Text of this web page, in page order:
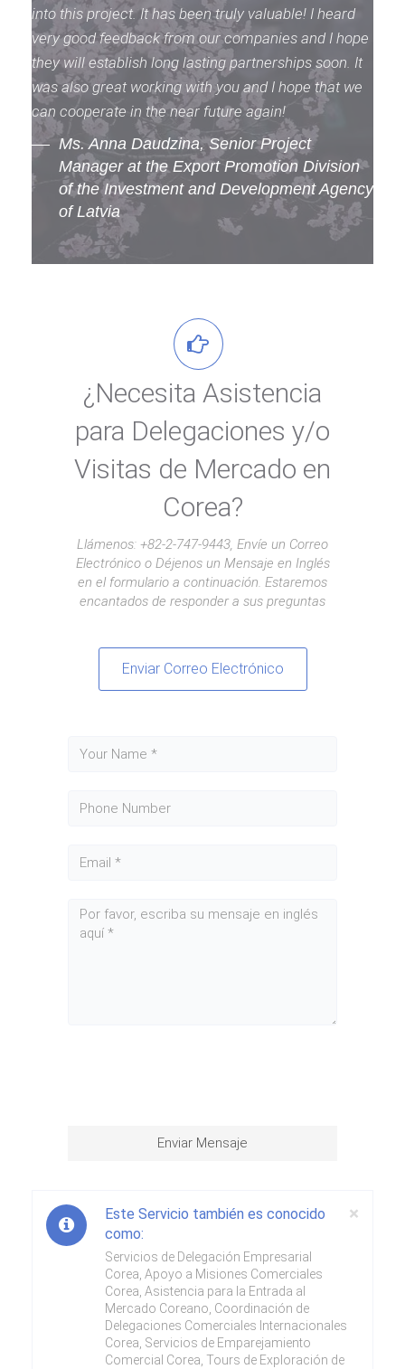
into this project. It has been truly valuable! I heard
very good feedback from our companies and I hope
they will establish long lasting partnerships soon. It
was also great working with you and I hope that we
can cooperate in the near future again!
Ms. Anna Daudzina, Senior Project
Manager at the Export Promotion Division
of the Investment and Development Agency
of Latvia
¿Necesita Asistencia
para Delegaciones y/o
Visitas de Mercado en
Corea?
Llámenos: +82-2-747-9443, Envíe un Correo
Electrónico o Déjenos un Mensaje en Inglés
en el formulario a continuación. Estaremos
encantados de responder a sus preguntas
Enviar Correo Electrónico
Enviar Mensaje
×
Este Servicio también es conocido
como:
Servicios de Delegación Empresarial
Corea, Apoyo a Misiones Comerciales
Corea, Asistencia para la Entrada al
Mercado Coreano, Coordinación de
Delegaciones Comerciales Internacionales
Corea, Servicios de Emparejamiento
Comercial Corea, Tours de Exploración de